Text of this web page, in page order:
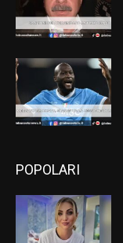
POPOLARI